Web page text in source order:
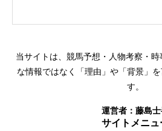
当サイトは、競馬予想・人物考察・
な情報ではなく「理由」や「背景」
す。
運営者： 藤島
サイトメニュ